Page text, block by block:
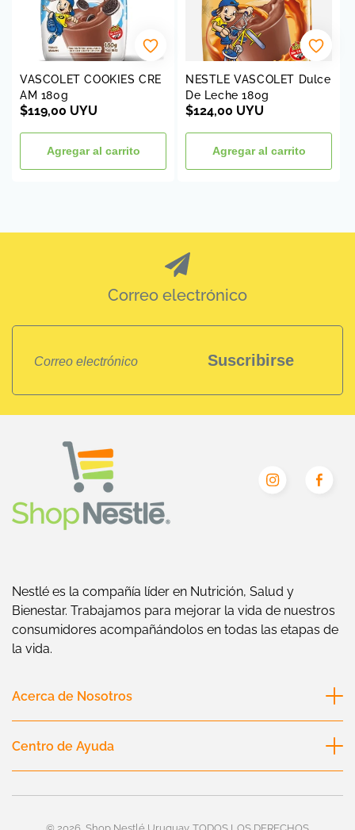
VASCOLET COOKIES CRE
AM 180g
Precio
$119,00 UYU
Agregar al carrito
NESTLE VASCOLET Dulce
De Leche 180g
Precio
$124,00 UYU
Agregar al carrito
Correo electrónico
Suscribirse
Nestlé es la compañía líder en Nutrición, Salud y
Bienestar. Trabajamos para mejorar la vida de nuestros
consumidores acompañándolos en todas las etapas de
la vida.
Acerca de Nosotros
Nestlé Uruguay
Centro de Ayuda